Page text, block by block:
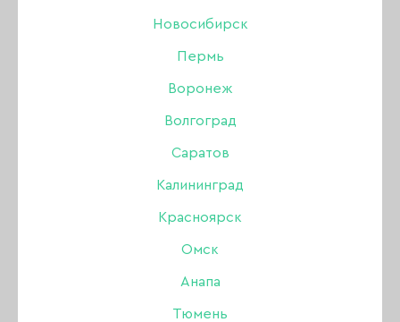
Новосибирск
Пермь
Воронеж
Волгоград
Саратов
Калининград
Красноярск
Омск
Анапа
Тюмень